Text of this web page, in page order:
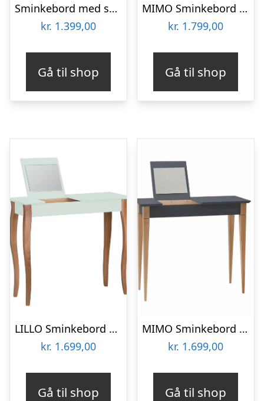
Sminkebord med spejl i MDF og polyester H90 x B48 x D40 cm – Hvid
kr. 1.399,00
Gå til shop
MIMO Sminkebord med spejl 85x35cm Sort
kr. 1.799,00
Gå til shop
LILLO Sminkebord med Spejl 85x35cm Fleeting Mint
kr. 1.699,00
Gå til shop
MIMO Sminkebord med spejl – 65x35cm Grafit
kr. 1.699,00
Gå til shop